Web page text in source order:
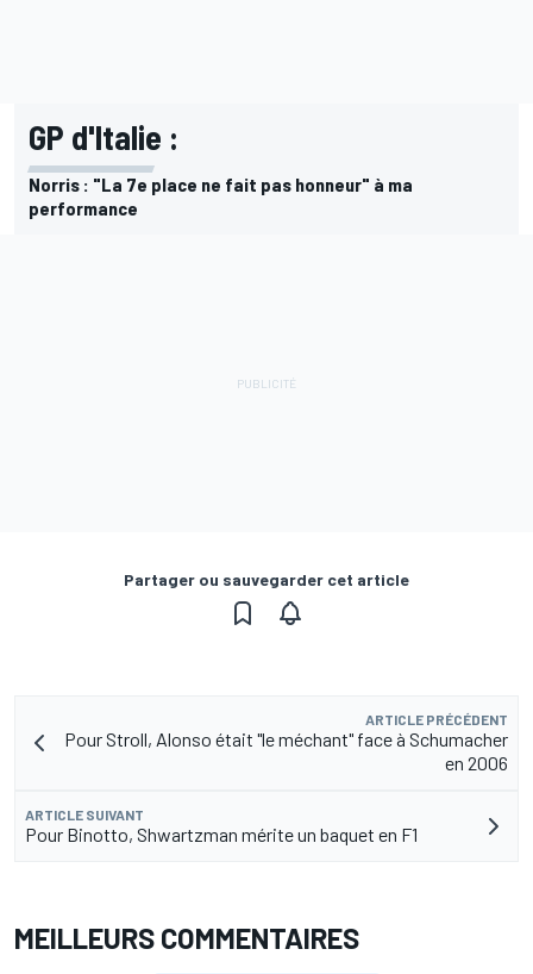
GP d'Italie :
Norris : "La 7e place ne fait pas honneur" à ma
performance
Partager ou sauvegarder cet article
ARTICLE PRÉCÉDENT
Pour Stroll, Alonso était "le méchant" face à Schumacher
en 2006
ARTICLE SUIVANT
Pour Binotto, Shwartzman mérite un baquet en F1
MEILLEURS COMMENTAIRES